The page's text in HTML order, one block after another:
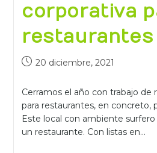
corporativa
restaurantes
20 diciembre, 2021
Cerramos el año con trabajo de
para restaurantes, en concreto,
Este local con ambiente
un restaurante. Con listas en…